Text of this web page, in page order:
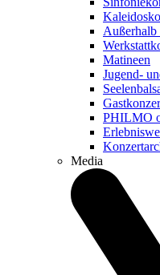
Außerhalb
Matineen
Jugend-
PHILMO
Media